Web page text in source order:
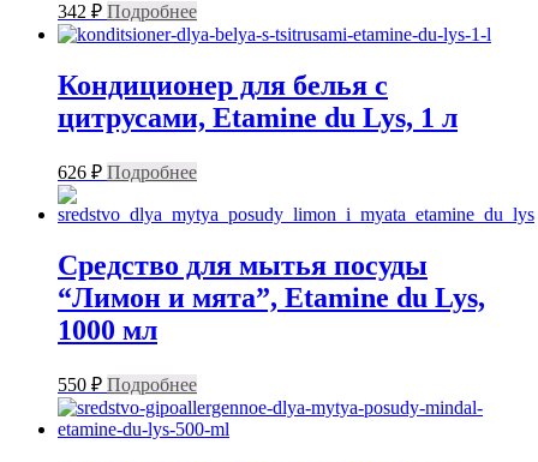
342 ₽ Подробнее
Кондиционер для белья с
цитрусами, Etamine du Lys, 1 л
626 ₽ Подробнее
Средство для мытья посуды
“Лимон и мята”, Etamine du Lys,
1000 мл
550 ₽ Подробнее